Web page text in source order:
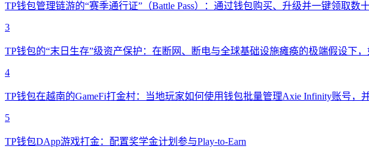
TP钱包管理链游的“赛季通行证”（Battle Pass）：通过钱包购买、升级并一键领取数
3
TP钱包的“末日生存”级资产保护：在断网、断电与全球基础设施瘫痪的极端假设下
4
TP钱包在越南的GameFi打金村：当地玩家如何使用钱包批量管理Axie Infinity账号，
5
TP钱包DApp游戏打金：配置奖学金计划参与Play-to-Earn